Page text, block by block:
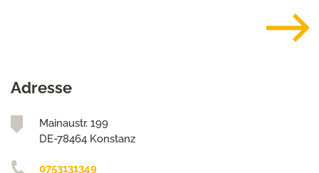
Adresse
Mainaustr. 199
DE-78464 Konstanz
0753131349